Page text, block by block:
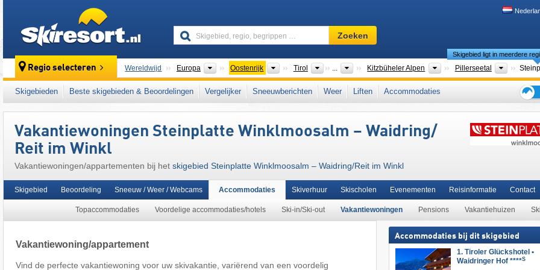
Skigebied,
regio,
…
Zoeken
Regio selecteren Wereldwijd Europa Continenten
Oostenrijk Landen
Tirol Bondsstaten
... Kitzbüheler Alpen Toeristische regio's
Pillerseetal
Skigebied ligt in meerdere
Wereldwijd Europa Continenten
Duitsland LandenBeieren Deelstaten
Opper-Beieren DistrictenChiemgau Toeristische
oostelijk deel van de Alpen, Alpen West-Europa , Midden-Europa, Europese Unie
Skigebieden Beste skigebieden & Beoordelingen Vergelijker Sneeuwberichten Weer Liften
Accommodaties
de
Vakantiewoningen Steinplatte Winklmoosalm – Waidring/​
Reit im Winkl
Vakantiewoningen/appartementen bij het skigebied Steinplatte Winklmoosalm – Waidring/​Reit im Winkl
Skigebied Beoordeling Sneeuw / Weer / Webcams Accommodaties
Topaccommodaties Voordelige accommodaties/hotels Ski-in/Ski-out Vakantiewoningen Pensions Vakantiehuizen
Skiverhuur Skischolen Evenementen Reisinformatie Contact
Vakantiewoning/appartement
Vind de perfecte vakantiewoning voor uw skivakantie, variërend van een voordelig
Accommodaties bij dit skigebied
1. Tiroler Glückshotel •
Waidringer Hof ****S